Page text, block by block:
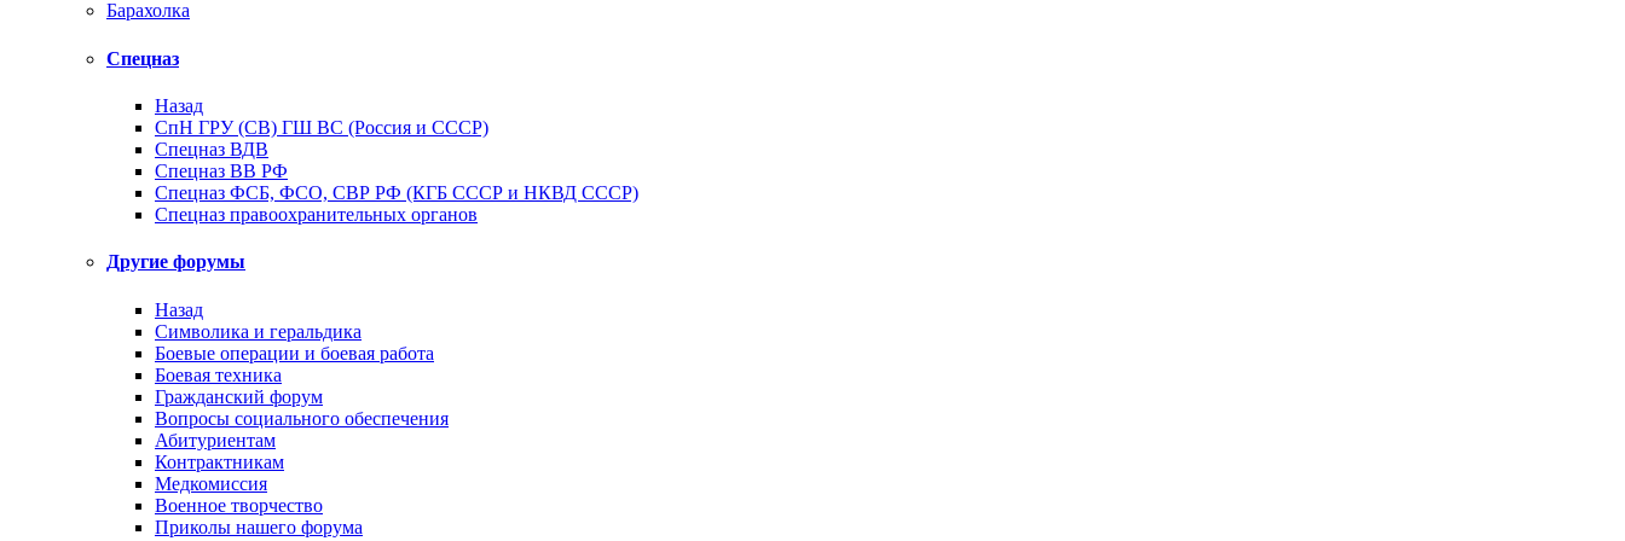
Барахолка
Спецназ
Назад
СпН ГРУ (СВ) ГШ ВС (Россия и СССР)
Спецназ ВДВ
Спецназ ВВ РФ
Спецназ ФСБ, ФСО, СВР РФ (КГБ СССР и НКВД СССР)
Спецназ правоохранительных органов
Другие форумы
Назад
Символика и геральдика
Боевые операции и боевая работа
Боевая техника
Гражданский форум
Вопросы социального обеспечения
Абитуриентам
Контрактникам
Медкомиссия
Военное творчество
Приколы нашего форума